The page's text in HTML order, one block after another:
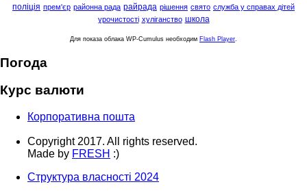
поліція прем'єр районна рада райрада рішення свято служба у справах дітей
урочистості хуліганство школа
Для показа облака WP-Cumulus необходим Flash Player
Погода
Курс валюти
Корпоративна пошта
Copyright 2017. All rights reserved.
Made by FRESH :)
Структура власності 2024